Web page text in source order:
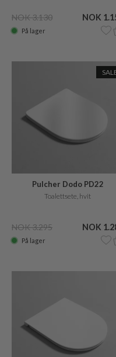
NOK 3.130 NOK
På lager
Pulcher Dodo PD22
Toalettsete, hvit
NOK 3.295 NOK
På lager